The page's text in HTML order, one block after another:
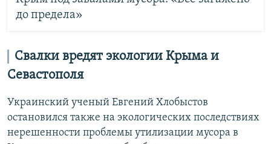
до предела»
Свалки вредят экологии Крыма и
Севастополя
Украинский ученый Евгений Хлобыстов
остановился также на экологических последствиях
нерешенности проблемы утилизации мусора в